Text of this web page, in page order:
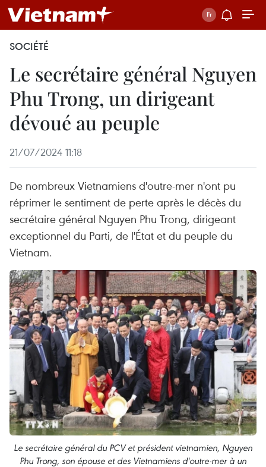
SOCIÉTÉ
Le secrétaire général Nguyen
Phu Trong, un dirigeant
dévoué au peuple
21/07/2024 11:18
De nombreux Vietnamiens d'outre-mer n'ont pu
réprimer le sentiment de perte après le décès du
secrétaire général Nguyen Phu Trong, dirigeant
exceptionnel du Parti, de l'État et du peuple du
Vietnam.
Le secrétaire général du PCV et président vietnamien, Nguyen
Phu Trong, son épouse et des Vietnamiens d'outre-mer à un